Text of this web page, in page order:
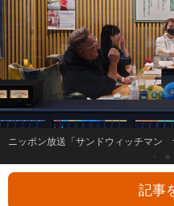
ニッポン放送「サンドウィッチマン
記事